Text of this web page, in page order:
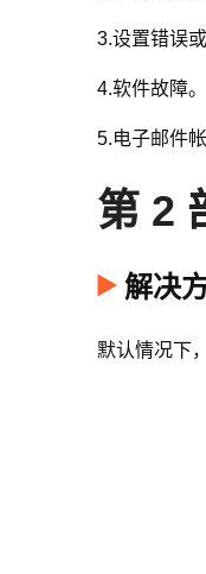
3.设置错误
4.软件故障。
5.电子邮件
第 2
解决
默认情况下